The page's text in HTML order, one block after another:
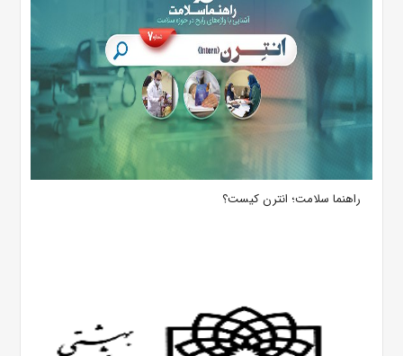
راهنما سلامت؛ انترن کیست؟